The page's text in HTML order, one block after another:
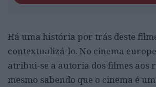
Há uma história por trás deste
contextualizá-lo. No cinema
atribui-se a autoria dos filmes aos
mesmo sabendo que o cinema é